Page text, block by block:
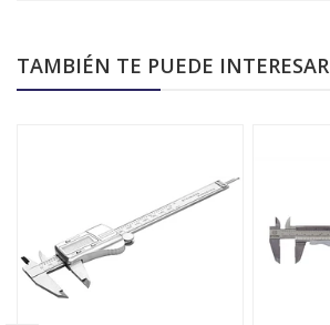
TAMBIÉN TE PUEDE INTERESAR